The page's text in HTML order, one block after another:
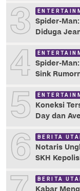
3
Spider-
Diduga
4
Spider-
Sink
5
Koneksi
Day dan
6 BERITA
Notaris
SKH
BERITA